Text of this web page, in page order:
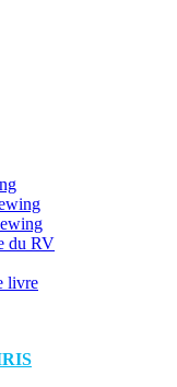
du RV
livre